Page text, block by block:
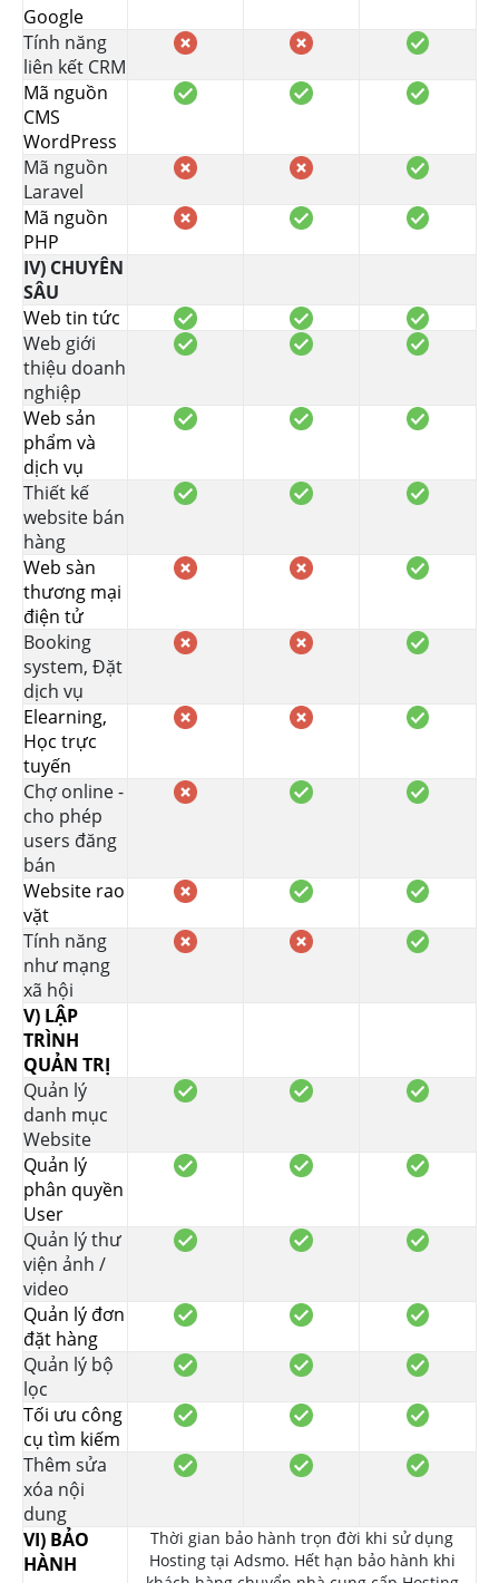
Google
Tính năng
liên kết CRM
Mã nguồn
CMS
WordPress
Mã nguồn
Laravel
Mã nguồn
PHP
IV) CHUYÊN
SÂU
Web tin tức
Web giới
thiệu doanh
nghiệp
Web sản
phẩm và
dịch vụ
Thiết kế
website bán
hàng
Web sàn
thương mại
điện tử
Booking
system, Đặt
dịch vụ
Elearning,
Học trực
tuyến
Chợ online -
cho phép
users đăng
bán
Website rao
vặt
Tính năng
như mạng
xã hội
V) LẬP
TRÌNH
QUẢN TRỊ
Quản lý
danh mục
Website
Quản lý
phân quyền
User
Quản lý thư
viện ảnh /
video
Quản lý đơn
đặt hàng
Quản lý bộ
lọc
Tối ưu công
cụ tìm kiếm
Thêm sửa
xóa nội
dung
VI) BẢO
HÀNH
Thời gian bảo hành trọn đời khi sử dụng
Hosting tại Adsmo. Hết hạn bảo hành khi